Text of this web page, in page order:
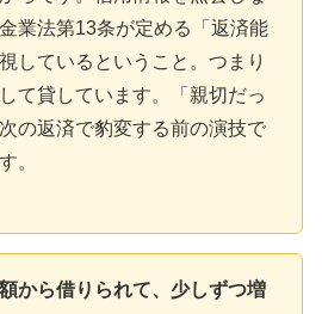
業法第13条が定める「返済能
しているということ。つまり
て貸しています。「親切だっ
の返済で豹変する前の演技で
。
から借りられて、少しずつ増